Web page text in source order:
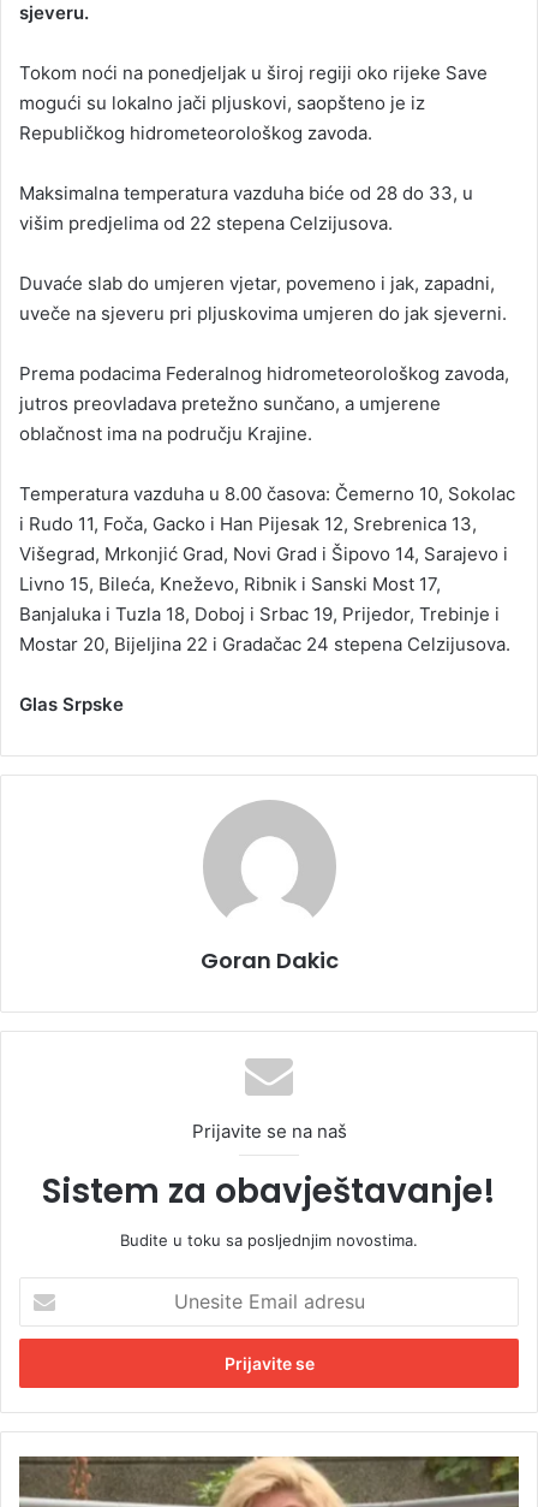
sjeveru.
Tokom noći na ponedjeljak u široj regiji oko rijeke Save
mogući su lokalno jači pljuskovi, saopšteno je iz
Republičkog hidrometeorološkog zavoda.
Maksimalna temperatura vazduha biće od 28 do 33, u
višim predjelima od 22 stepena Celzijusova.
Duvaće slab do umjeren vjetar, povemeno i jak, zapadni,
uveče na sjeveru pri pljuskovima umjeren do jak sjeverni.
Prema podacima Federalnog hidrometeorološkog zavoda,
jutros preovladava pretežno sunčano, a umjerene
oblačnost ima na području Krajine.
Temperatura vazduha u 8.00 časova: Čemerno 10, Sokolac
i Rudo 11, Foča, Gacko i Han Pijesak 12, Srebrenica 13,
Višegrad, Mrkonjić Grad, Novi Grad i Šipovo 14, Sarajevo i
Livno 15, Bileća, Kneževo, Ribnik i Sanski Most 17,
Banjaluka i Tuzla 18, Doboj i Srbac 19, Prijedor, Trebinje i
Mostar 20, Bijeljina 22 i Gradačac 24 stepena Celzijusova.
Glas Srpske
Goran Dakic
Prijavite se na naš
Sistem za obavještavanje!
Budite u toku sa posljednjim novostima.
e
i
t
E
m
S
u